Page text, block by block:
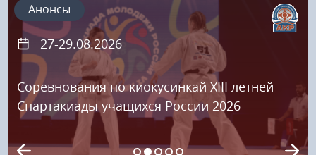
27-29.08.2026
Соревнования по киокусинкай XIII летней
Спартакиады учащихся России 2026
Анонсы